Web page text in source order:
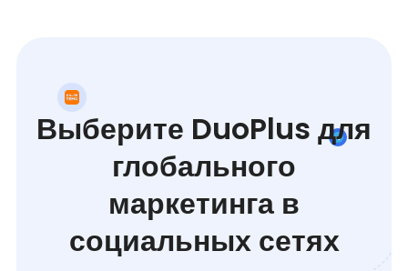
Выберите DuoPlus для
глобального
маркетинга в
социальных сетях